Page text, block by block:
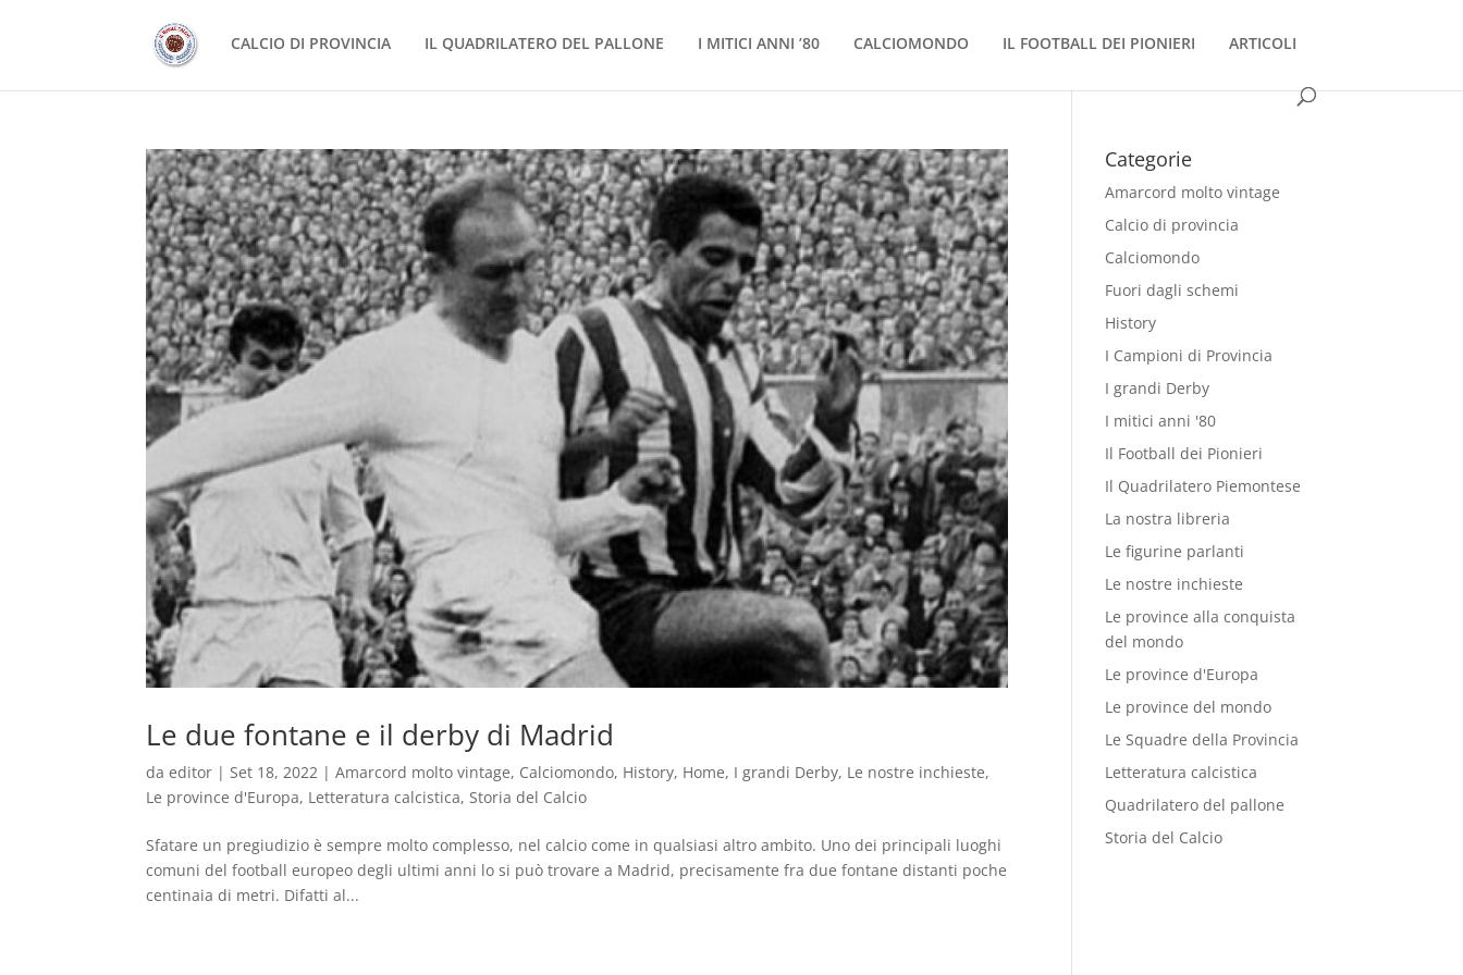
CALCIO DI PROVINCIA IL QUADRILATERO DEL PALLONE I MITICI ANNI ’80 CALCIOMONDO IL FOOTBALL DEI PIONIERI ARTICOLI
Le due fontane e il derby di Madrid
daeditor | Set 18, 2022 |Amarcord molto vintage, Calciomondo, History, Home, I grandi Derby, Le nostre inchieste,
Le province d'Europa, Letteratura calcistica, Storia del Calcio
Sfatare un pregiudizio è sempre molto complesso, nel calcio come in qualsiasi altro ambito. Uno dei principali luoghi
comuni del football europeo degli ultimi anni lo si può trovare a Madrid, precisamente fra due fontane distanti poche
centinaia di metri. Difatti al...
Categorie
Amarcord molto vintage
Calcio di provincia
Calciomondo
Fuori dagli schemi
History
I Campioni di Provincia
I grandi Derby
I mitici anni '80
Il Football dei Pionieri
Il Quadrilatero Piemontese
La nostra libreria
Le figurine parlanti
Le nostre inchieste
Le province alla conquista
del mondo
Le province d'Europa
Le province del mondo
Le Squadre della Provincia
Letteratura calcistica
Quadrilatero del pallone
Storia del Calcio